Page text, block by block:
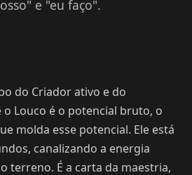
e "eu faço".
do Criador ativo e do
o Louco é o potencial bruto, o
molda esse potencial. Ele está
canalizando a energia
terreno. É a carta da maestria,